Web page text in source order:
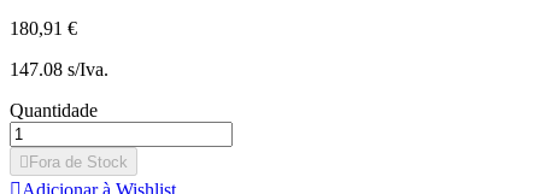
180,91 €
147.08 s/Iva.
Quantidade
 Fora de Stock